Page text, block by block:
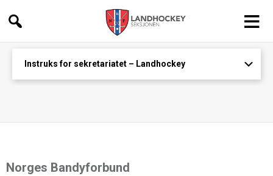
Landhockey
Instruks for sekretariatet – Landhockey
Norges Bandyforbund